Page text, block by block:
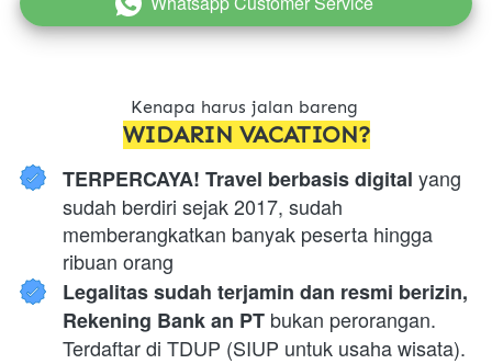
Kenapa harus jalan bareng
WIDARIN VACATION?
TERPERCAYA! Travel berbasis digital yang
sudah berdiri sejak 2017, sudah
memberangkatkan banyak peserta hingga
ribuan orang
Legalitas sudah terjamin dan resmi berizin,
Rekening Bank an PT bukan perorangan.
Terdaftar di TDUP (SIUP untuk usaha wisata).